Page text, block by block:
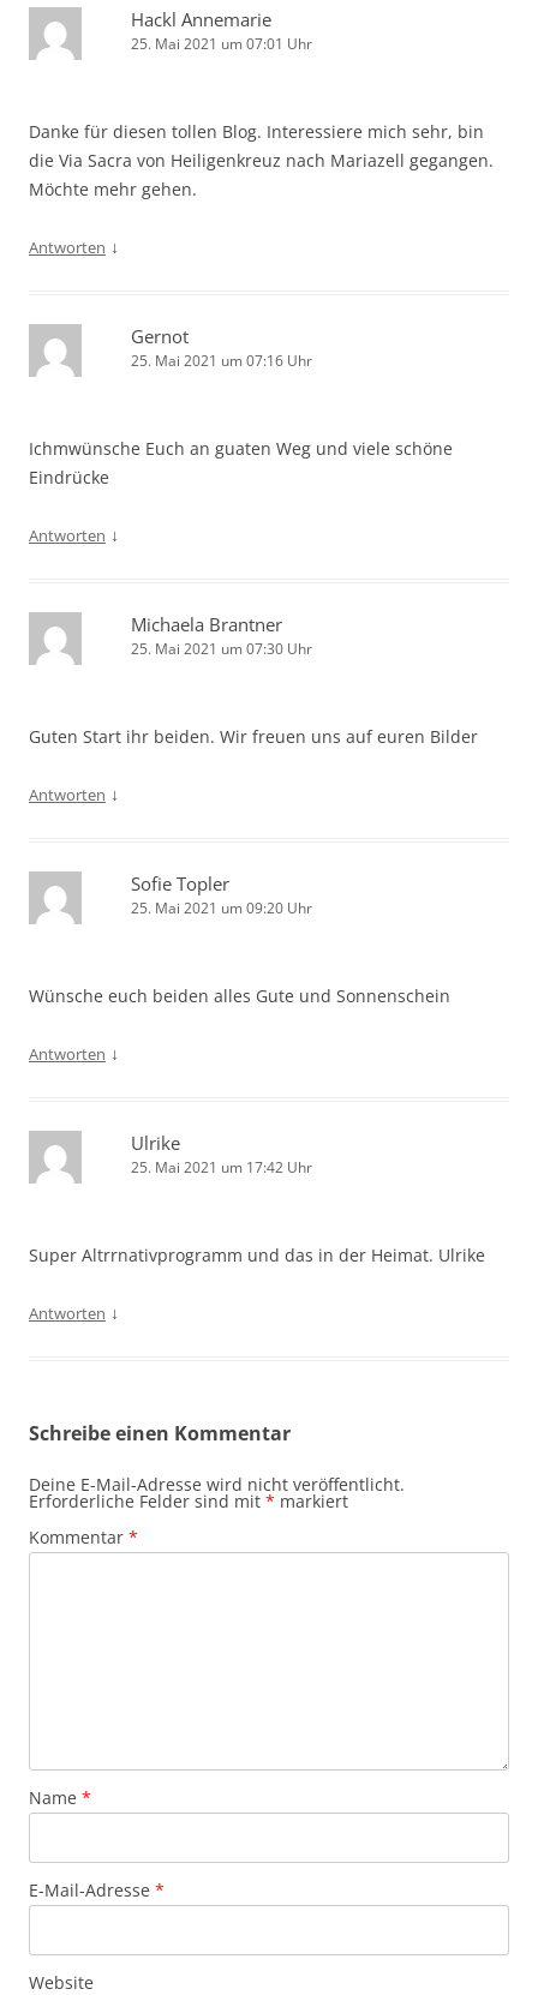
Hackl Annemarie
25. Mai 2021 um 07:01 Uhr
Danke für diesen tollen Blog. Interessiere mich sehr, bin
die Via Sacra von Heiligenkreuz nach Mariazell gegangen.
Möchte mehr gehen.
Antworten ↓
Gernot
25. Mai 2021 um 07:16 Uhr
Ichmwünsche Euch an guaten Weg und viele schöne
Eindrücke
Antworten ↓
Michaela Brantner
25. Mai 2021 um 07:30 Uhr
Guten Start ihr beiden. Wir freuen uns auf euren Bilder
Antworten ↓
Sofie Topler
25. Mai 2021 um 09:20 Uhr
Wünsche euch beiden alles Gute und Sonnenschein
Antworten ↓
Ulrike
25. Mai 2021 um 17:42 Uhr
Super Altrrnativprogramm und das in der Heimat. Ulrike
Antworten ↓
Schreibe einen Kommentar
Deine E-Mail-Adresse wird nicht veröffentlicht.
Erforderliche Felder sind mit * markiert
Kommentar *
Name *
E-Mail-Adresse *
Website